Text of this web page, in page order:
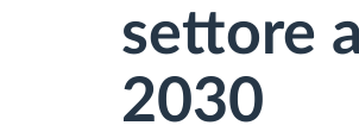
Controllo accessi
settore
2030